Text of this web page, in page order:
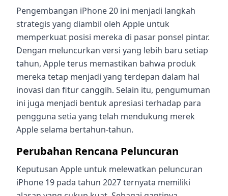
Pengembangan iPhone 20 ini menjadi langkah
strategis yang diambil oleh Apple untuk
memperkuat posisi mereka di pasar ponsel pintar.
Dengan meluncurkan versi yang lebih baru setiap
tahun, Apple terus memastikan bahwa produk
mereka tetap menjadi yang terdepan dalam hal
inovasi dan fitur canggih. Selain itu, pengumuman
ini juga menjadi bentuk apresiasi terhadap para
pengguna setia yang telah mendukung merek
Apple selama bertahun-tahun.
Perubahan Rencana Peluncuran
Keputusan Apple untuk melewatkan peluncuran
iPhone 19 pada tahun 2027 ternyata memiliki